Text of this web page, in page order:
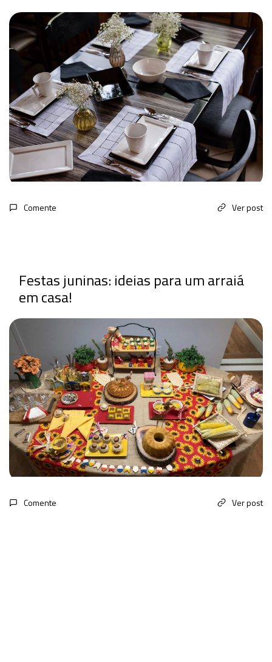
Comente Ver post
Festas juninas: ideias para um arraiá
em casa!
Comente Ver post